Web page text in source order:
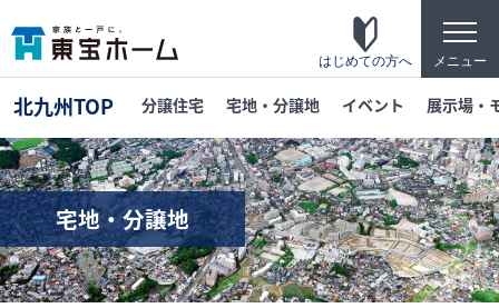
t
o
g
g
l
e
a
v
i
g
a
t
i
o
n
メニュー
はじめての方へ
東宝ホームの家づくり
家がお施主様にとって「満足して喜ばれている
家」になっている事を目指して・・・
北九州TOP 分譲住宅 宅地・分譲地 イベント 展示場・
宅地・分譲地